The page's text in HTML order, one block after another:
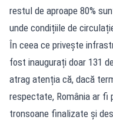
restul de aproape 80%
unde condițiile de
În ceea ce privește
fost inaugurați doar 131
atrag atenția că, dacă
respectate, România ar
tronsoane finalizate și